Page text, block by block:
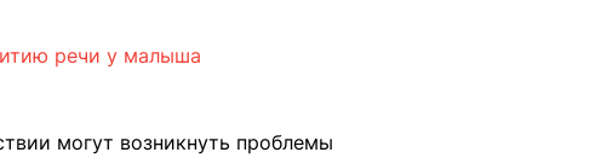
речи у малыша
могут возникнуть проблемы